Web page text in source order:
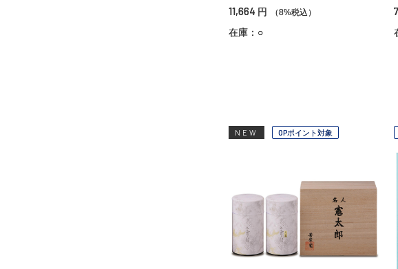
11,664 円 （8%税込）
在庫：○
NEW OPポイント対象